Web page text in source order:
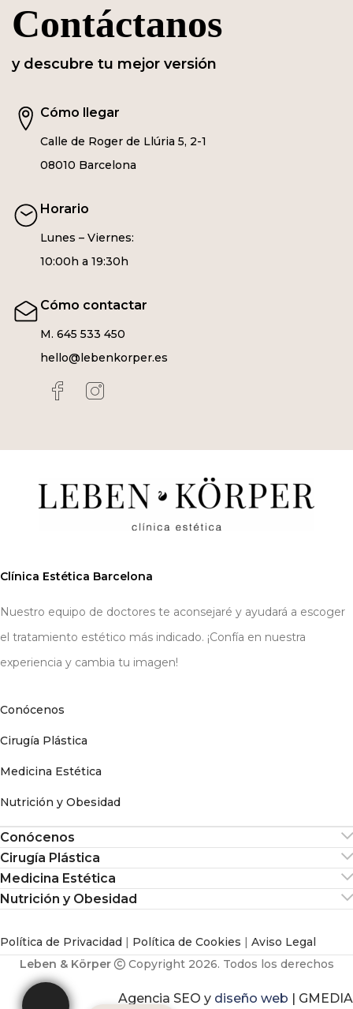
Contáctanos
y descubre tu mejor versión
Cómo llegar
Calle de Roger de Llúria 5, 2-1
08010 Barcelona
Horario
Lunes – Viernes:
10:00h a 19:30h
Cómo contactar
M. 645 533 450
hello@lebenkorper.es
Clínica Estética Barcelona
Nuestro equipo de doctores te aconsejaré y ayudará a escoger
el tratamiento estético más indicado. ¡Confía en nuestra
experiencia y cambia tu imagen!
Conócenos
Cirugía Plástica
Medicina Estética
Nutrición y Obesidad
Conócenos
Cirugía Plástica
Medicina Estética
Nutrición y Obesidad
Política de Privacidad | Política de Cookies | Aviso Legal
Leben & Körper
Copyright 2026. Todos los derechos
Agencia SEO y diseño web | GMEDIA